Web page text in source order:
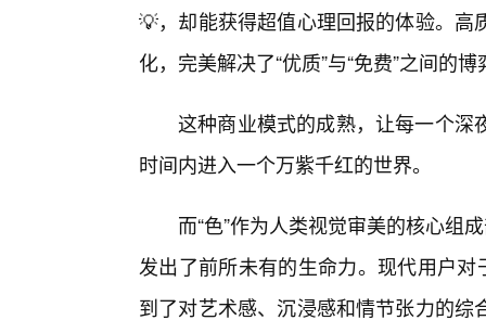
💡，却能获得超值心理回报的体验。
化，完美解决了“优质”与“免费”之间的博
这种商业模式的成熟，让每一个深
时间内进入一个万紫千红的世界。
而“色”作为人类视觉审美的核心组
发出了前所未有的生命力。现代用户
到了对艺术感、沉浸感和情节张力的